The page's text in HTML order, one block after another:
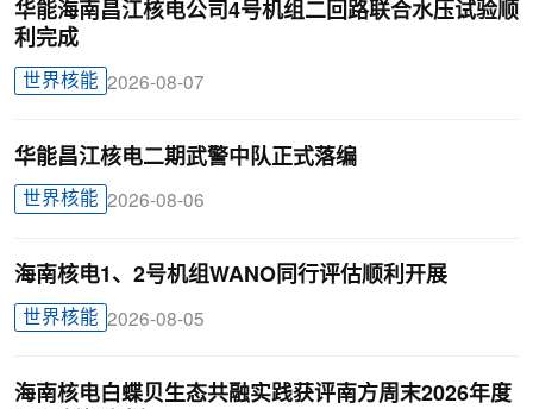
华能海南昌江核电公司4号机组二回路联合水压试验顺
利完成
世界核能 2026-08-07
华能昌江核电二期武警中队正式落编
世界核能 2026-08-06
海南核电1、2号机组WANO同行评估顺利开展
世界核能 2026-08-05
海南核电白蝶贝生态共融实践获评南方周末2026年度